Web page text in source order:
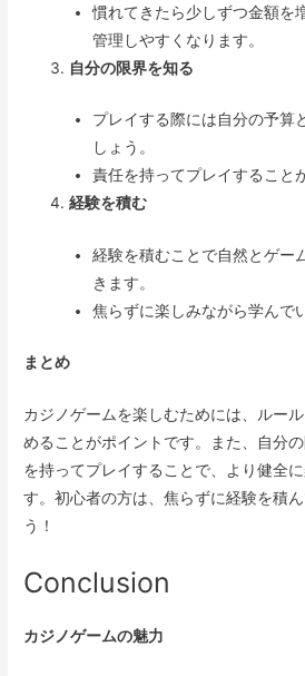
慣れてきたら少しずつ金額を
管理しやすくなります。
自分の限界を知る
プレイする際には自分の予算
しょう。
責任を持ってプレイすること
経験を積む
経験を積むことで自然とゲー
きます。
焦らずに楽しみながら学んで
まとめ
カジノゲームを楽しむためには、ルー
めることがポイントです。また、自分
を持ってプレイすることで、より健全
す。初心者の方は、焦らずに経験を積
う！
Conclusion
カジノゲームの魅力